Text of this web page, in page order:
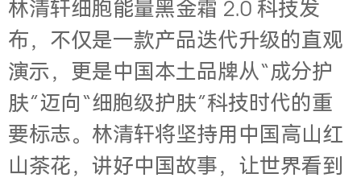
林清轩细胞能量黑金霜 2.0 科技发
布，不仅是一款产品迭代升级的直观
演示，更是中国本土品牌从“成分护
肤”迈向“细胞级护肤”科技时代的重
要标志。林清轩将坚持用中国高山红
山茶花，讲好中国故事，让世界看到